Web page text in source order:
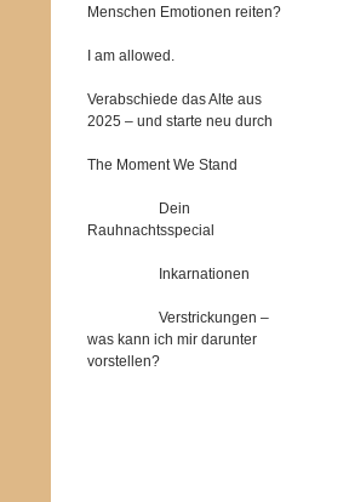
Menschen Emotionen reiten?
I am allowed.
Verabschiede das Alte aus
2025 – und starte neu durch
The Moment We Stand
Dein
Rauhnachtsspecial
Inkarnationen
Verstrickungen –
was kann ich mir darunter
vorstellen?